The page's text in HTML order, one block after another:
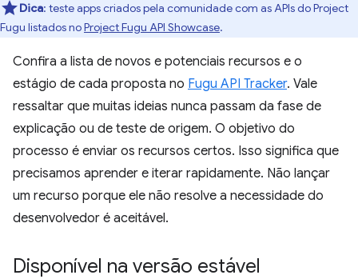
Dica: teste apps criados pela comunidade com as APIs do Project
Fugu listados noProject Fugu API Showcase.
Confira a lista de novos e potenciais recursos e o
estágio de cada proposta no Fugu API Tracker. Vale
ressaltar que muitas ideias nunca passam da fase de
explicação ou de teste de origem. O objetivo do
processo é enviar os recursos certos. Isso significa que
precisamos aprender e iterar rapidamente. Não lançar
um recurso porque ele não resolve a necessidade do
desenvolvedor é aceitável.
Disponível na versão estável